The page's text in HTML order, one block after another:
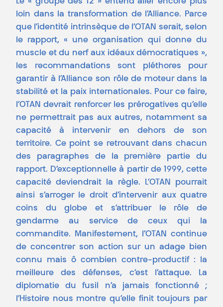
loin dans la transformation de l’Alliance. Parce
que l’identité intrinsèque de l’OTAN serait, selon
le rapport, « une organisation qui donne du
muscle et du nerf aux idéaux démocratiques »,
les recommandations sont pléthores pour
garantir à l’Alliance son rôle de moteur dans la
stabilité et la paix internationales. Pour ce faire,
l’OTAN devrait renforcer les prérogatives qu’elle
ne permettrait pas aux autres, notamment sa
capacité à intervenir en dehors de son
territoire. Ce point se retrouvant dans chacun
des paragraphes de la première partie du
rapport. D’exceptionnelle à partir de 1999, cette
capacité deviendrait la règle. L’OTAN pourrait
ainsi s’arroger le droit d’intervenir aux quatre
coins du globe et s’attribuer le rôle de
gendarme au service de ceux qui la
commandite. Manifestement, l’OTAN continue
de concentrer son action sur un adage bien
connu mais ô combien contre-productif : la
meilleure des défenses, c’est l’attaque. La
diplomatie du fusil n’a jamais fonctionné ;
l’Histoire nous montre qu’elle finit toujours par